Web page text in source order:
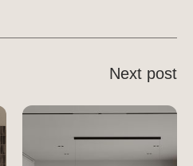
Next post